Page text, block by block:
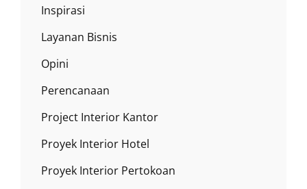
Inspirasi
Layanan Bisnis
Opini
Perencanaan
Project Interior Kantor
Proyek Interior Hotel
Proyek Interior Pertokoan